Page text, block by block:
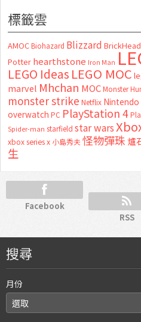
標籤雲
AMOC Biohazard Blizzard
Potter hearthstone Iron Man
LEGO Ideas LEGO MOC
marvel Mhchan MOC Monster
monster strike Netflix Nintendo
overwatch PC PlayStation 4
Spider-man starfield star wars
xbox series x 小島秀夫怪物彈珠 爐
生
Facebook
RSS
搜尋
月份